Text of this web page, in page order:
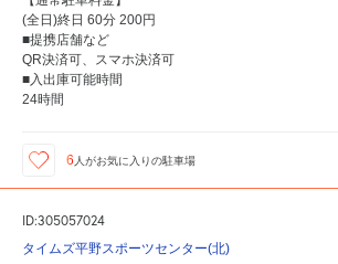
(全日)終日 60分 200円
■提携店舗など
QR決済可、スマホ決済可
■入出庫可能時間
24時間
6 人がお気に入りの駐車場
ID:305057024
タイムズ平野スポーツセンター(北)